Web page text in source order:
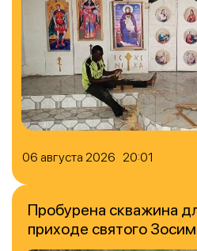
06 августа 2026 20:01
Пробурена скважина
приходе святого